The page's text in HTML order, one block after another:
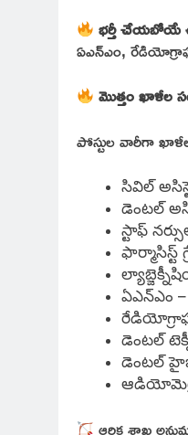
భర్తీ చేయబోయే
ఏఎన్ఎం,
మొత్తం ఖాళీల
పోస్టుల వారీగా
సివిల్
డెంటల్
స్టాఫ్
ఫార్మాసిస్ట్
ఏఎన్ఎం –
డెంటల్
డెంటల్